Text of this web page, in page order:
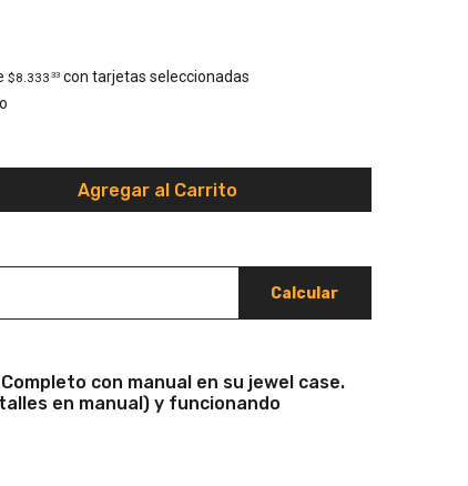
$8.333 33con tarjetas seleccionadas
Agregar al Carrito
Calcular
con manual en su jewel case.
en manual) y funcionando